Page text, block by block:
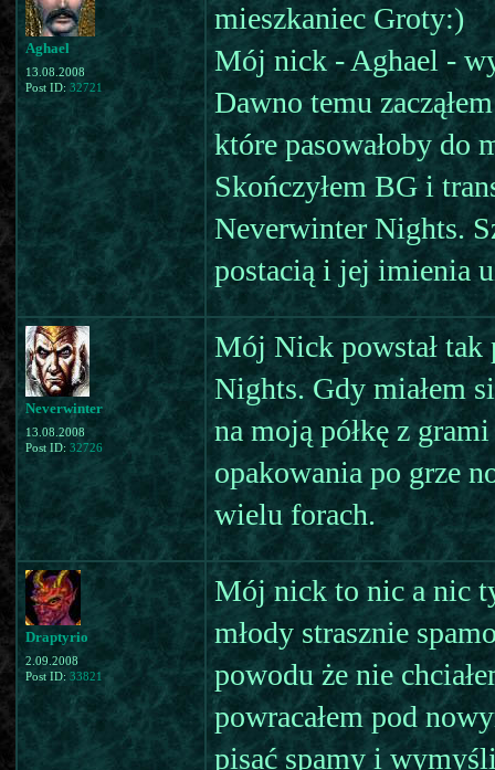
Aghael
13.08.2008
Post ID: 32721
mieszkaniec Groty:)
Mój nick - Aghael -
Dawno temu
które pasowałoby do
Skończyłem BG i
Neverwinter Nights.
postacią i jej imienia
Neverwinter
13.08.2008
Post ID: 32726
Mój Nick powstał tak
Nights. Gdy miałem
na moją półkę z
opakowania po grze
wielu forach.
Draptyrio
2.09.2008
Post ID: 33821
Mój nick to nic a nic
młody strasznie
powodu że nie
powracałem pod
pisać spamy i